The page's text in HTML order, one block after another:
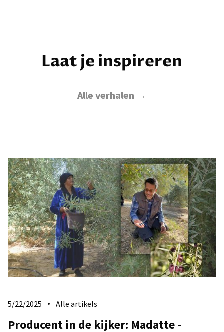
Laat je inspireren
Alle verhalen →
5/22/2025 Alle artikels
Producent in de kijker: Madatte -